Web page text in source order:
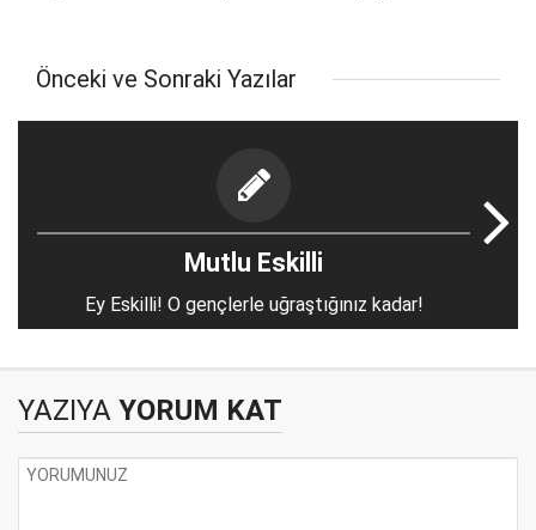
Önceki ve Sonraki Yazılar
Mutlu Eskilli
Ey Eskilli! O gençlerle uğraştığınız kadar!
YAZIYA YORUM KAT